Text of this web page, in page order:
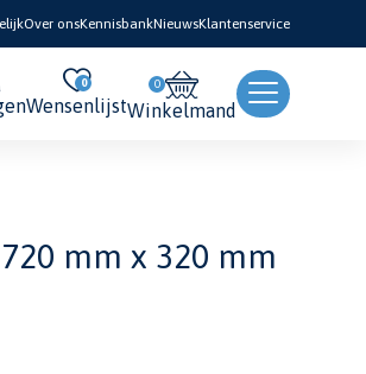
Over onsKennisbankNieuwsKlantenservice
0
WensenlijstWinkelmand
mm x 320 mm